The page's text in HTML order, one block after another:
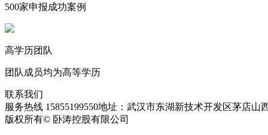
500家申报成功案例
高学历团队
团队成员均为高等学历
联系我们
服务热线 15855199550地址：武汉市东湖新技术开发区茅店山
版权所有© 卧涛控股有限公司